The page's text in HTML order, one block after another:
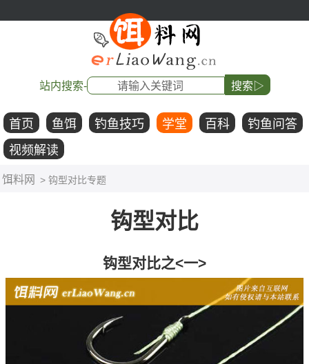
站内搜索- 搜索▷
首页 鱼饵 钓鱼技巧 学堂 百科
钓鱼问答
视频解读
饵料网 > 钩型对比专题
钩型对比
钩型对比之<一>